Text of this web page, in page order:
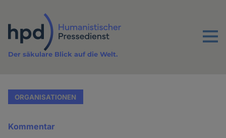
Inhalt
Menu
Der säkulare Blick auf die Welt.
ORGANISATIONEN
Kommentar